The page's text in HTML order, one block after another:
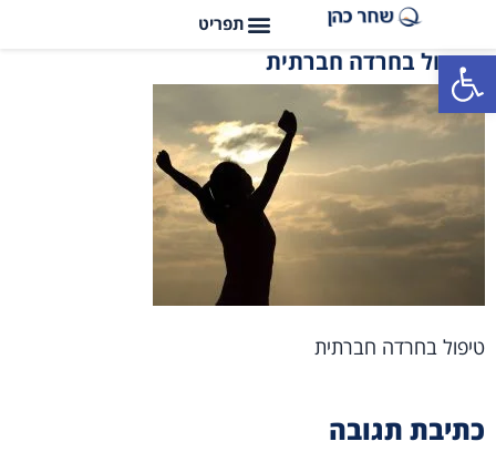
פתח סרגל נגישות
טיפול בחרדה חברתית
טיפול בחרדה חברתית
כתיבת תגובה